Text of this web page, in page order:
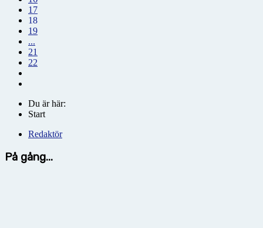
17
18
19
...
21
22
Du är här:
Start
Redaktör
På gång...